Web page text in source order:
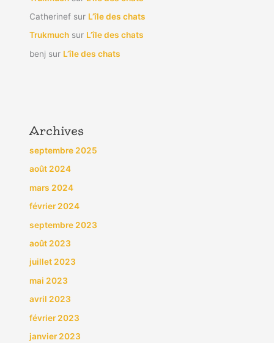
Catherinef sur L’île des chats
Trukmuch sur L’île des chats
benj sur L’île des chats
Archives
septembre 2025
août 2024
mars 2024
février 2024
septembre 2023
août 2023
juillet 2023
mai 2023
avril 2023
février 2023
janvier 2023